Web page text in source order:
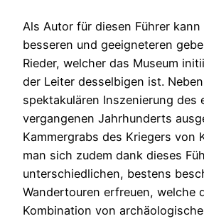
Als Autor für diesen Führer kann
besseren und geeigneteren
Rieder, welcher das Museum
der Leiter desselbigen ist.
spektakulären Inszenierung des
vergangenen Jahrhunderts
Kammergrabs des Kriegers von
man sich zudem dank dieses
unterschiedlichen, bestens
Wandertouren erfreuen, welche
Kombination von